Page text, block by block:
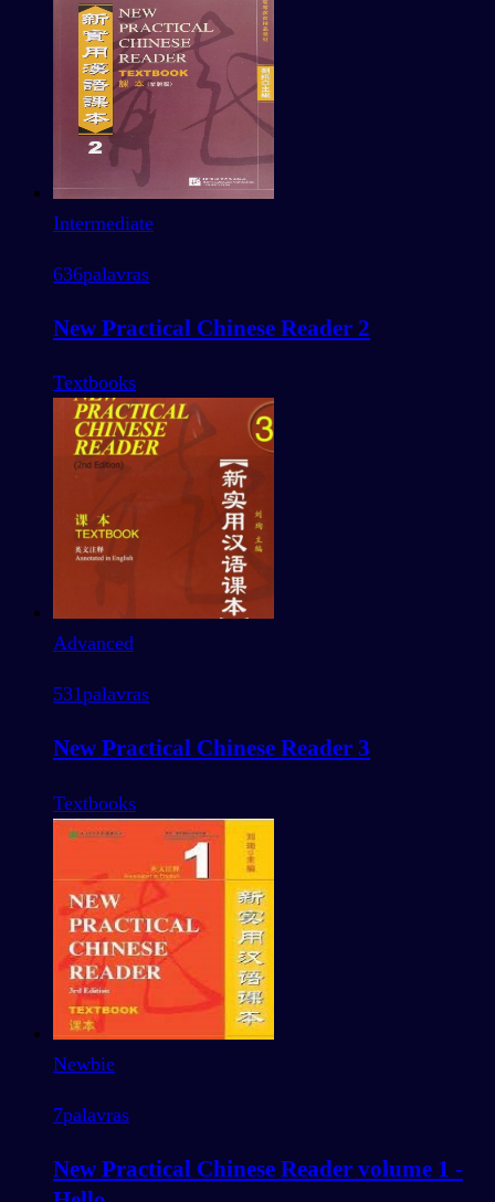
Intermediate
636palavras
New Practical Chinese Reader 2
Textbooks
Advanced
531palavras
New Practical Chinese Reader 3
Textbooks
Newbie
7palavras
New Practical Chinese Reader volume 1 -